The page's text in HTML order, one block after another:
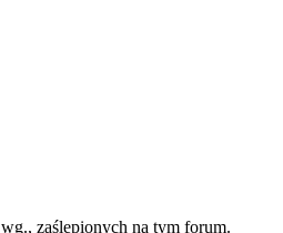
zaślepionych na tym forum.